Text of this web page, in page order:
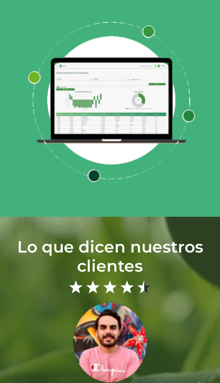
Lo que dicen nuestros
clientes